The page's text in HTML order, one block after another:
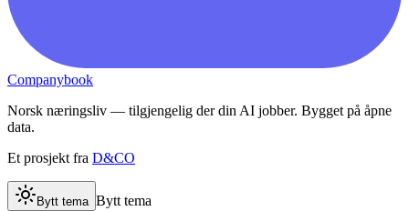
Companybook
Norsk næringsliv — tilgjengelig der din AI jobber. Bygget på åpne
data.
Et prosjekt fra D&CO
Bytt tema Bytt tema